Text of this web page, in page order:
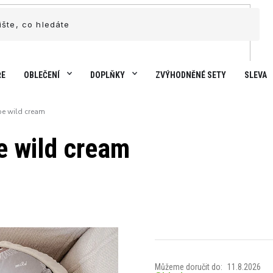
OBLEČENÍ DOPLŇKY ZVÝHODNĚNÉ SETY SLEVA
wild cream
wild cream
Můžeme doručit do: 11.8.2026